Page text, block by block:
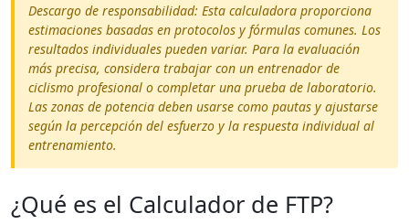
Descargo de responsabilidad: Esta calculadora proporciona
estimaciones basadas en protocolos y fórmulas comunes. Los
resultados individuales pueden variar. Para la evaluación
más precisa, considera trabajar con un entrenador de
ciclismo profesional o completar una prueba de laboratorio.
Las zonas de potencia deben usarse como pautas y ajustarse
según la percepción del esfuerzo y la respuesta individual al
entrenamiento.
¿Qué es el Calculador de FTP?